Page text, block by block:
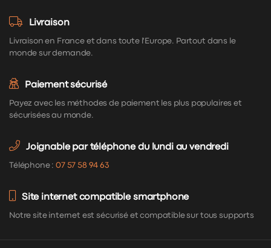
Livraison
Livraison en France et dans toute l'Europe. Partout dans le
monde sur demande.
Paiement sécurisé
Payez avec les méthodes de paiement les plus populaires et
sécurisées au monde.
Joignable par téléphone du lundi au vendredi
Téléphone :07 57 58 94 63
Site internet compatible smartphone
Notre site internet est sécurisé et compatible sur tous supports